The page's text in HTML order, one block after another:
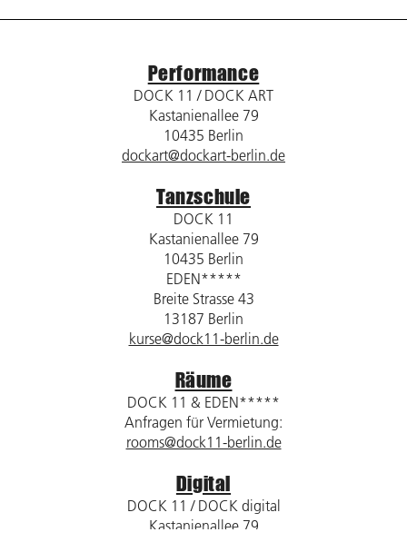
Performance
DOCK 11 / DOCK ART
Kastanienallee 79
10435 Berlin
dockart@dockart-berlin.de
Tanzschule
DOCK 11
Kastanienallee 79
10435 Berlin
EDEN*****
Breite Strasse 43
13187 Berlin
kurse@dock11-berlin.de
Räume
DOCK 11 & EDEN*****
Anfragen für Vermietung:
rooms@dock11-berlin.de
Digital
DOCK 11 / DOCK digital
Kastanienallee 79